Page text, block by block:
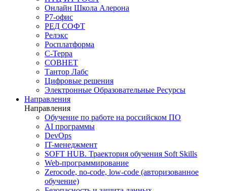
Онлайн Школа Алерона
Р7-офис
РЕД СОФТ
Релэкс
Росплатформа
С-Терра
СОВНЕТ
Тантор Лабс
Цифровые решения
Электронные Образовательные Ресурсы
Направления
Направления
Обучение по работе на российском ПО
AI программы
DevOps
IT-менеджмент
SOFT HUB. Траектория обучения Soft Skills
Web-программирование
Zerocode, no-code, low-code (авторизованное
обучение)